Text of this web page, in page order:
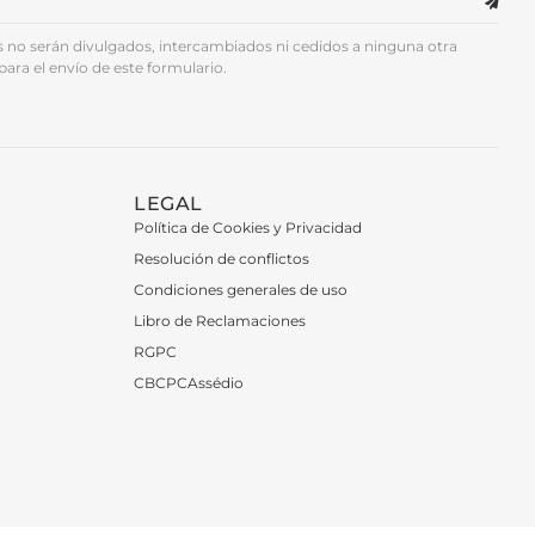
serán divulgados, intercambiados ni cedidos a ninguna otra
el envío de este formulario.
LEGAL
Política de Cookies y Privacidad
Resolución de conflictos
Condiciones generales de uso
Libro de Reclamaciones
RGPC
CBCPCAssédio